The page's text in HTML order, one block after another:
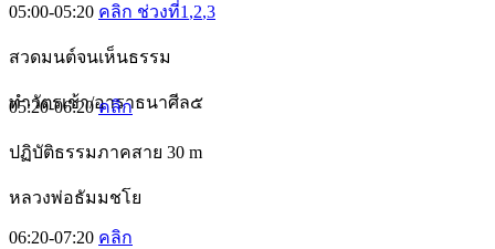
05:00-05:20 คลิก ช่วงที่1 ,2,3
สวดมนต์จนเห็นธรรม
ทำวัตรเช้า/อาราธนาศีล๕
05:20-06:20คลิก
ปฏิบัติธรรมภาคสาย 30 m
หลวงพ่อธัมมชโย
06:20-07:20 คลิก